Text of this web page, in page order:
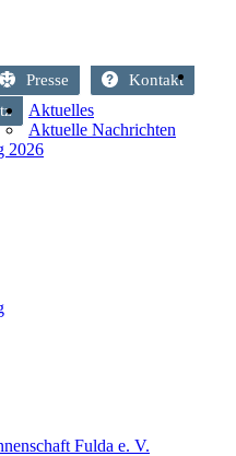
Presse
Kontakt
Aktuelles
Aktuelle Nachrichten
2026
Fulda e. V.